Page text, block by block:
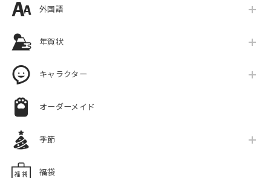
外国語
年賀状
キャラクター
オーダーメイド
季節
福袋